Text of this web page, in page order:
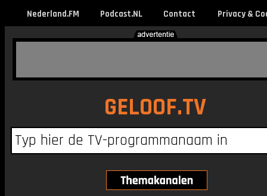
Nederland.FM Podcast.NL Contact Privacy &
GELOOF.TV